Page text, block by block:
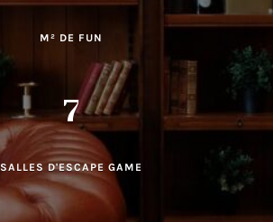
M² DE FUN
7
SALLES D'ESCAPE GAME